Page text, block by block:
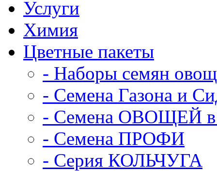
Услуги
Химия
Цветные пакеты
- Наборы семян
- Семена Газона и
- Семена ОВОЩЕЙ в
- Семена ПРОФИ
- Серия КОЛЬЧУГА